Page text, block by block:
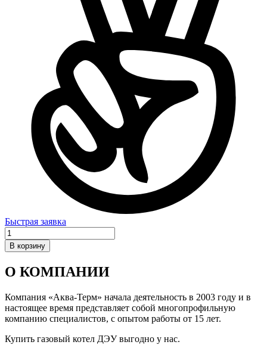
Быстрая заявка
Количество
товара
Теплообменник
16
для
моделей
DGB
300
В корзину
О КОМПАНИИ
Компания «Аква-Терм» начала деятельность в 2003 году и в
настоящее время представляет собой многопрофильную
компанию специалистов, с опытом работы от 15 лет.
Купить газовый котел ДЭУ выгодно у нас.